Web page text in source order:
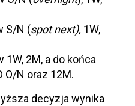
S/N (spot next), 1W,
1W, 2M, a do końca
O/N oraz 12M.
decyzja wynika